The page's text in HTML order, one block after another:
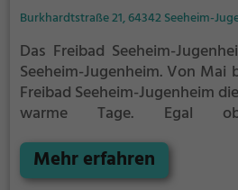
Burkhardtstraße 21, 64342 Seeheim-
Das Freibad Seeheim-
Seeheim-Jugenheim. Von Mai
Freibad Seeheim-Jugenheim
warme Tage. Egal ob
im Freibad Seeheim-
seine Kosten. Bei gutem
Mehr erfahren